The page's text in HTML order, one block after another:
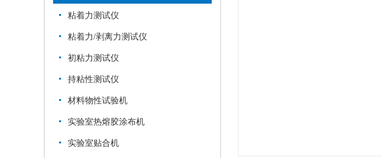
粘着力测试仪
粘着力/剥离力测试仪
初粘力测试仪
持粘性测试仪
材料物性试验机
实验室热熔胶涂布机
实验室贴合机